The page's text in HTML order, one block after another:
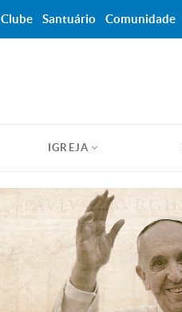
IGREJA
Clube Santuário Comunidade